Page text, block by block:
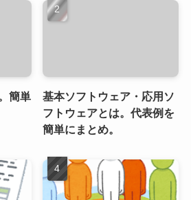
簡単
基本ソフトウェア・応用ソ
フトウェアとは。代表例を
簡単にまとめ。